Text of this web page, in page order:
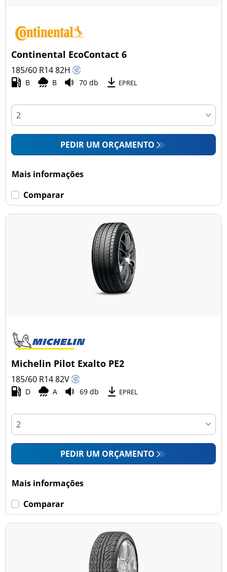
Continental EcoContact 6
185/60 R1482H
B B 70 db EPREL
PEDIR UM ORÇAMENTO
Mais informações
Comparar
Michelin Pilot Exalto PE2
185/60 R1482V
D A 69 db EPREL
PEDIR UM ORÇAMENTO
Mais informações
Comparar